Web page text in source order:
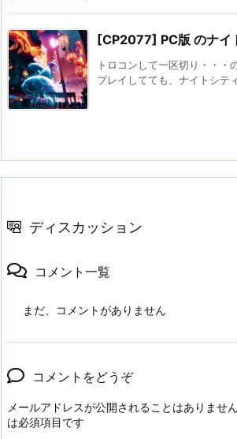
[CP2077] PC版 のナイ
トロコンして一区切り・・・
プレイしてても、ナイトシテ
ディスカッション
コメント一覧
まだ、コメントがありません
コメントをどうぞ
メールアドレスが公開されることはありません
は必須項目です